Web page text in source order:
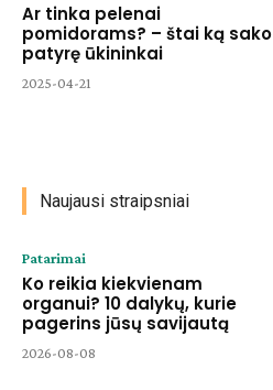
Ar tinka pelenai
pomidorams? – štai ką sako
patyrę ūkininkai
2025-04-21
Naujausi straipsniai
Patarimai
Ko reikia kiekvienam
organui? 10 dalykų, kurie
pagerins jūsų savijautą
2026-08-08